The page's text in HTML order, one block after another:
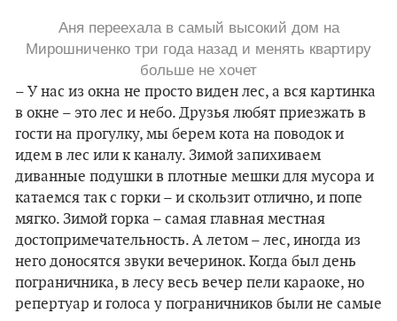
Аня переехала в самый высокий дом на
Мирошниченко три года назад и менять квартиру
больше не хочет
– У нас из окна не просто виден лес, а вся картинка
в окне – это лес и небо. Друзья любят приезжать в
гости на прогулку, мы берем кота на поводок и
идем в лес или к каналу. Зимой запихиваем
диванные подушки в плотные мешки для мусора и
катаемся так с горки – и скользит отлично, и попе
мягко. Зимой горка – самая главная местная
достопримечательность. А летом – лес, иногда из
него доносятся звуки вечеринок. Когда был день
пограничника, в лесу весь вечер пели караоке, но
репертуар и голоса у пограничников были не самые